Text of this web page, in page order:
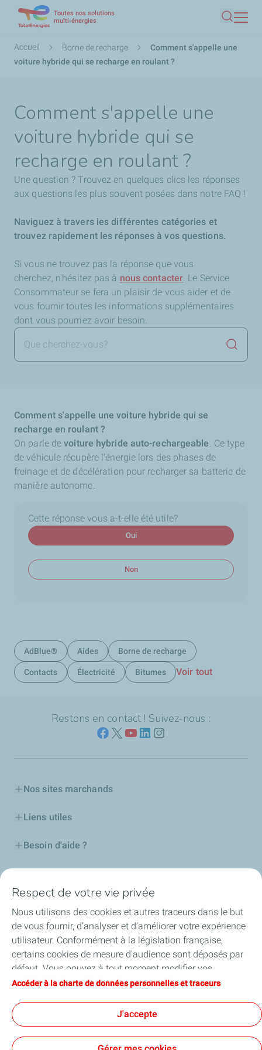
contenu
principal
Toutes nos solutions
multi-énergies
Fil
d'Ariane
Accueil Borne de recharge
Comment s'appelle une
voiture hybride qui se recharge en roulant ?
Comment s'appelle une
voiture hybride qui se
recharge en roulant ?
Une question ? Trouvez en quelques clics les réponses
aux questions les plus souvent posées dans notre FAQ !
Naviguez à travers les différentes catégories et
trouvez rapidement les réponses à vos questions.
Si vous ne trouvez pas la réponse que vous
cherchez, n'hésitez pas à nous contacter. Le Service
Consommateur se fera un plaisir de vous aider et de
vous fournir toutes les informations supplémentaires
dont vous pourriez avoir besoin.
Comment s'appelle une voiture hybride qui se
recharge en roulant ?
On parle devoiture hybride auto-rechargeable. Ce type
de véhicule récupère l’énergie lors des phases de
freinage et de décélération pour recharger sa batterie de
manière autonome.
Cette réponse vous a-t-elle été utile?
Oui
Non
AdBlue® Aides Borne de recharge
Contacts Électricité Bitumes Voir tout
Restons en contact ! Suivez-nous :
Nos sites marchands
Liens utiles
Besoin d'aide ?
Certificats d'économies d'énergie
Nos partenaires
Collaborer avec TotalEnergies
Accessibilité
Conditions Générales d’Utilisation
Respect de votre vie privée
Nous utilisons des cookies et autres traceurs dans le but
de vous fournir, d’analyser et d’améliorer votre expérience
utilisateur. Conformément à la législation française,
certains cookies de mesure d'audience sont déposés par
défaut. Vous pouvez à tout moment modifier vos
paramètres de cookies en cliquant sur le bouton « Gérer
vous acceptez le dépôt de l’ensemble des cookies. Dans le
cas où vous cliquez sur « Je refuse », seuls les cookies
techniques nécessaires au bon fonctionnement du site
Accéder à la charte de données personnelles et traceurs
J'accepte